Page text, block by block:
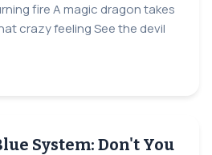
fire A magic dragon takes
crazy feeling See the devil
System: Don't You